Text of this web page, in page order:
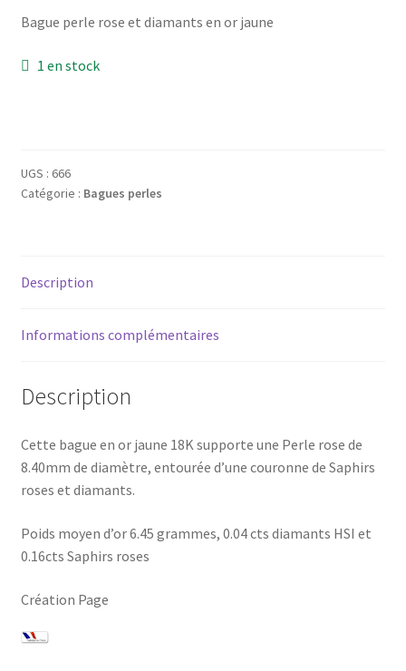
Page d’exemple
Bague perle rose et diamants en or jaune
1 en stock
UGS : 666
Catégorie : Bagues perles
Description
Informations complémentaires
Description
Cette bague en or jaune 18K supporte une Perle rose de
8.40mm de diamètre, entourée d’une couronne de Saphirs
roses et diamants.
Poids moyen d’or 6.45 grammes, 0.04 cts diamants HSI et
0.16cts Saphirs roses
Création Page